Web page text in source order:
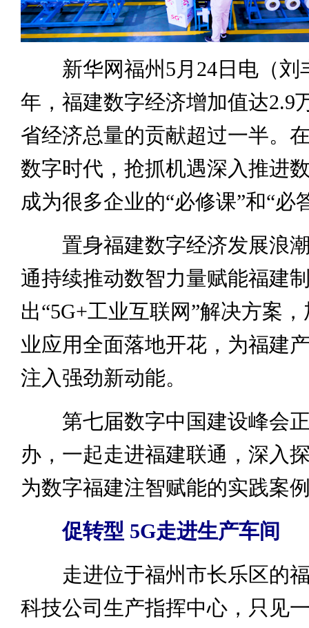
新华网福州5月24日电（刘
年，福建数字经济增加值达2.9
省经济总量的贡献超过一半。
数字时代，抢抓机遇深入推进
成为很多企业的“必修课”和“必
置身福建数字经济发展浪潮
通持续推动数智力量赋能福建
出“5G+工业互联网”解决方案
业应用全面落地开花，为福建
注入强劲新动能。
第七届数字中国建设峰会正
办，一起走进福建联通，深入
为数字福建注智赋能的实践案
促转型 5G走进生产车间
走进位于福州市长乐区的福
科技公司生产指挥中心，只见